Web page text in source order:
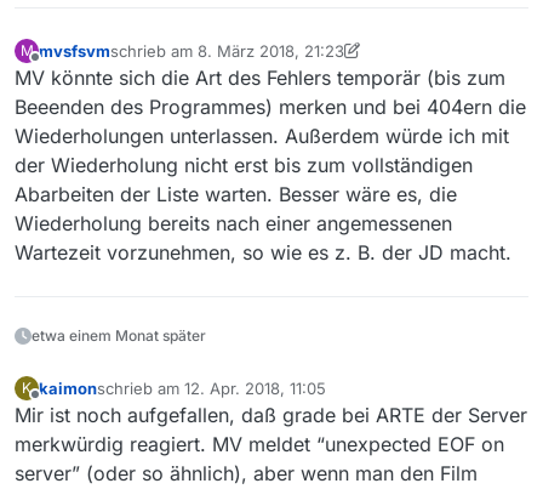
M
Offline
mvsfsvmschrieb am 8. März 2018, 21:23
zuletzt editiert von mvsfsvm3. Aug. 2018, 22:30
MV könnte sich die Art des Fehlers temporär (bis zum
Beeenden des Programmes) merken und bei 404ern die
Wiederholungen unterlassen. Außerdem würde ich mit
der Wiederholung nicht erst bis zum vollständigen
Abarbeiten der Liste warten. Besser wäre es, die
Wiederholung bereits nach einer angemessenen
Wartezeit vorzunehmen, so wie es z. B. der JD macht.
etwa einem Monat später
K
Offline
kaimonschrieb am 12. Apr. 2018, 11:05
zuletzt editiert von
Mir ist noch aufgefallen, daß grade bei ARTE der Server
merkwürdig reagiert. MV meldet “unexpected EOF on
server” (oder so ähnlich), aber wenn man den Film